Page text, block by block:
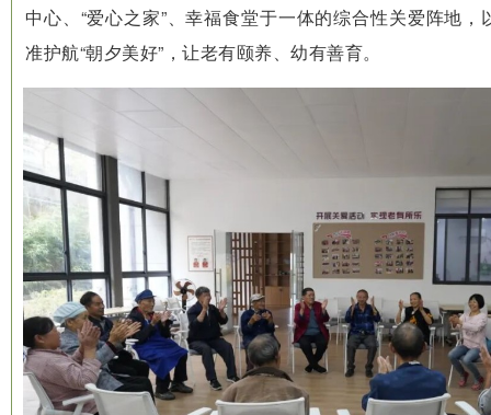
中心、“爱心之家”、幸福食堂于一体的综合性关爱阵地
准护航“朝夕美好”，让老有颐养、幼有善育。